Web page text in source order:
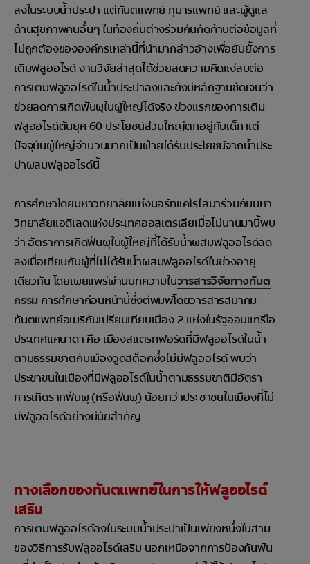
ลงในระบบน้ำประปา แต่ทันตแพทย์ กุมารแพทย์ และผู้ดูแล
ด้านสุขภาพคนอื่นๆ ในท้องถิ่นต่างร่วมกันคัดค้านต่อข้อมูลที่
ไม่ถูกต้องขององค์กรเหล่านี้ที่นำมากล่าวอ้างเพื่อยับยั้งการ
เติมฟลูออไรด์ งานวิจัยล่าสุดได้ช่วยลดความคิดแง่ลบต่อ
การเติมฟลูออไรด์ในน้ำประปาลงและยังมีหลักฐานชัดเจนว่า
ช่วยลดการเกิดฟันผุในผู้ใหญ่ได้จริง ช่วงแรกของการเติม
ฟลูออไรด์ต้นยุค 60 ประโยชน์ส่วนใหญ่ตกอยู่กับเด็ก แต่
ปัจจุบันผู้ใหญ่จำนวนมากเป็นฝ่ายได้รับประโยชน์จากน้ำประ
ปาผสมฟลูออไรด์นี้
การศึกษาโดยมหาวิทยาลัยแห่งนอร์ทแคโรไลนาร่วมกับมหา
วิทยาลัยแอดิเลดแห่งประเทศออสเตรเลียเมื่อไม่นานมานี้พบ
ว่า อัตราการเกิดฟันผุในผู้ใหญ่ที่ได้รับน้ำผสมฟลูออไรด์ลด
ลงเมื่อเทียบกับผู้ที่ไม่ได้รับน้ำผสมฟลูออไรด์ในช่วงอายุ
เดียวกัน โดยเผยแพร่ผ่านบทความในวารสารวิจัยทางทันต
กรรม การศึกษาก่อนหน้านี้ซึ่งตีพิมพ์โดยวารสารสมาคม
ทันตแพทย์อเมริกันเปรียบเทียบเมือง 2 แห่งในรัฐออนแทรีโอ
ประเทศแคนาดา คือ เมืองสแตรทฟอร์ดที่มีฟลูออไรด์ในน้ำ
ตามธรรมชาติกับเมืองวูดสต็อกซึ่งไม่มีฟลูออไรด์ พบว่า
ประชาชนในเมืองที่มีฟลูออไรด์ในน้ำตามธรรมชาติมีอัตรา
การเกิดรากฟันผุ (หรือฟันผุ) น้อยกว่าประชาชนในเมืองที่ไม่
มีฟลูออไรด์อย่างมีนัยสำคัญ
ทางเลือกของทันตแพทย์ในการให้ฟลูออไรด์
เสริม
การเติมฟลูออไรด์ลงในระบบน้ำประปาเป็นเพียงหนึ่งในสาม
ของวิธีการรับฟลูออไรด์เสริม นอกเหนือจากการป้องกันฟัน